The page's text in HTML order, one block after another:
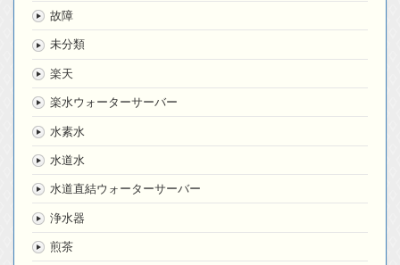
故障
未分類
楽天
楽水ウォーターサーバー
水素水
水道水
水道直結ウォーターサーバー
浄水器
煎茶